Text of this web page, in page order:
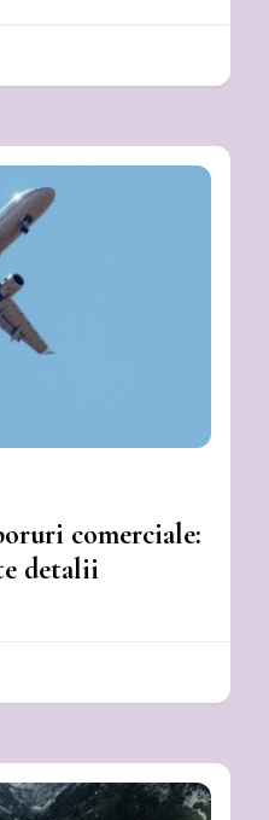
comerciale:
detalii